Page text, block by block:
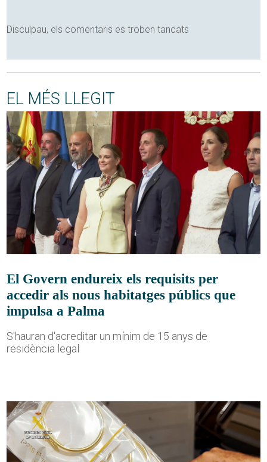
Disculpau, els comentaris es troben tancats
EL MÉS LLEGIT
El Govern endureix els requisits per
accedir als nous habitatges públics que
impulsa a Palma
S'hauran d'acreditar un mínim de 15 anys de
residència legal